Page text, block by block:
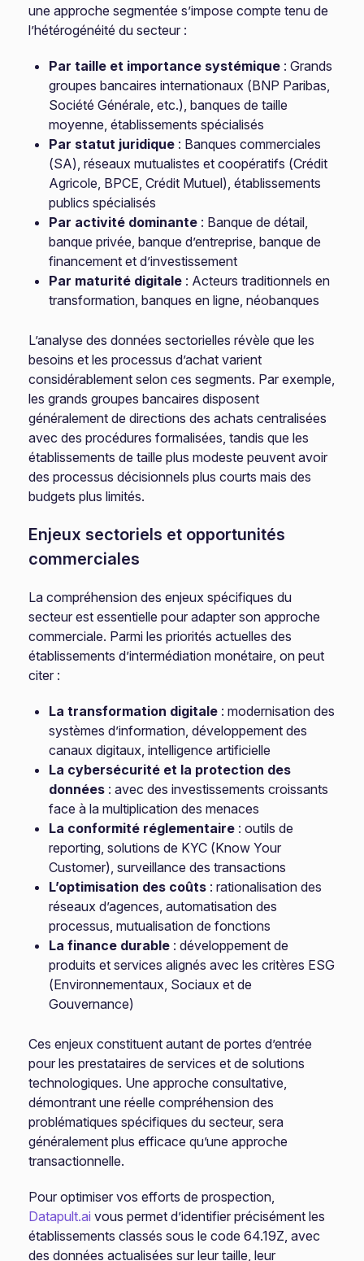
une approche segmentée s’impose compte tenu de
l’hétérogénéité du secteur :
Par taille et importance systémique : Grands
groupes bancaires internationaux (BNP Paribas,
Société Générale, etc.), banques de taille
moyenne, établissements spécialisés
Par statut juridique : Banques commerciales
(SA), réseaux mutualistes et coopératifs (Crédit
Agricole, BPCE, Crédit Mutuel), établissements
publics spécialisés
Par activité dominante : Banque de détail,
banque privée, banque d’entreprise, banque de
financement et d’investissement
Par maturité digitale : Acteurs traditionnels en
transformation, banques en ligne, néobanques
L’analyse des données sectorielles révèle que les
besoins et les processus d’achat varient
considérablement selon ces segments. Par exemple,
les grands groupes bancaires disposent
généralement de directions des achats centralisées
avec des procédures formalisées, tandis que les
établissements de taille plus modeste peuvent avoir
des processus décisionnels plus courts mais des
budgets plus limités.
Enjeux sectoriels et opportunités
commerciales
La compréhension des enjeux spécifiques du
secteur est essentielle pour adapter son approche
commerciale. Parmi les priorités actuelles des
établissements d’intermédiation monétaire, on peut
citer :
La transformation digitale : modernisation des
systèmes d’information, développement des
canaux digitaux, intelligence artificielle
La cybersécurité et la protection des
données : avec des investissements croissants
face à la multiplication des menaces
La conformité réglementaire : outils de
reporting, solutions de KYC (Know Your
Customer), surveillance des transactions
L’optimisation des coûts : rationalisation des
réseaux d’agences, automatisation des
processus, mutualisation de fonctions
La finance durable : développement de
produits et services alignés avec les critères ESG
(Environnementaux, Sociaux et de
Gouvernance)
Ces enjeux constituent autant de portes d’entrée
pour les prestataires de services et de solutions
technologiques. Une approche consultative,
démontrant une réelle compréhension des
problématiques spécifiques du secteur, sera
généralement plus efficace qu’une approche
transactionnelle.
Pour optimiser vos efforts de prospection,
Datapult.ai vous permet d’identifier précisément les
établissements classés sous le code 64.19Z, avec
des données actualisées sur leur taille, leur